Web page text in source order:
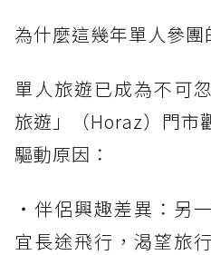
為什麼這幾年單人參團
單人旅遊已成為不可
旅遊」（Horaz）門市
驅動原因：
・伴侶興趣差異：另
宜長途飛行，渴望旅